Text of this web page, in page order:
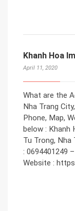
Khanh Hoa
April 11, 2020
What are the
Nha Trang
Phone, Map,
below : Khanh
Tu Trong, Nha
: 0694401249
Website :